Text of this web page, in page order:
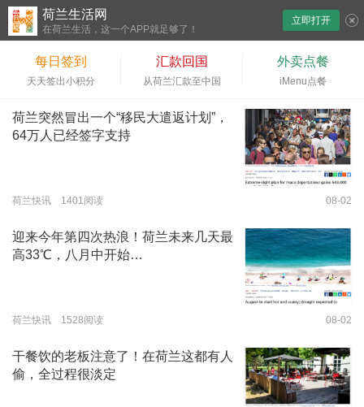
荷兰生活网
在荷兰生活，这一个APP就足够了！
立即打开
每日签到
天天签出小积分
汇款回国
从荷兰汇款至中国
外卖点餐
iMenu点餐
荷兰突然冒出一个“移民大遣返计划”，
64万人已经签字支持
荷兰快讯 1401阅读 08-02
迎来今年第四次热浪！荷兰未来几天最
高33℃，八月中开始…
荷兰快讯 1528阅读 08-02
干餐饮的老板注意了！在荷兰这都有人
偷，全过程很淡定